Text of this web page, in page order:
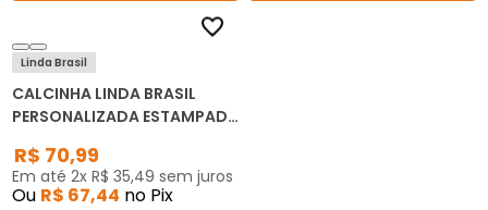
Linda Brasil
CALCINHA LINDA BRASIL
PERSONALIZADA ESTAMPADA
R$ 70,99
Em até 2x R$ 35,49 sem juros
Ou R$ 67,44 no Pix